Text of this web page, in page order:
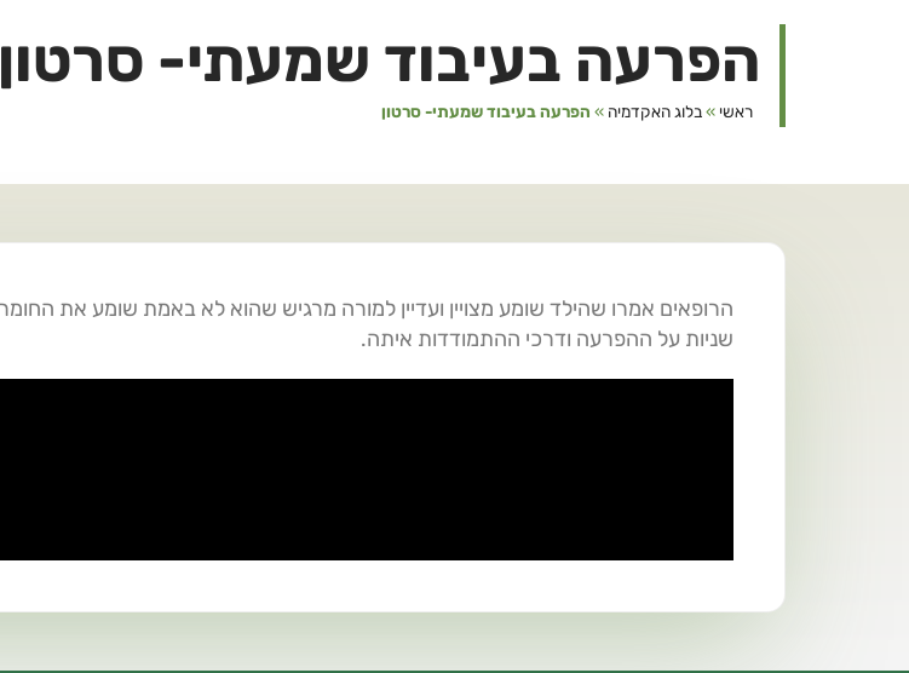
הפרעה בעיבוד שמעתי- סרטון
ראשי »בלוג האקדמיה » הפרעה בעיבוד שמעתי- סרטון
שניות על ההפרעה ודרכי ההתמודדות איתה.